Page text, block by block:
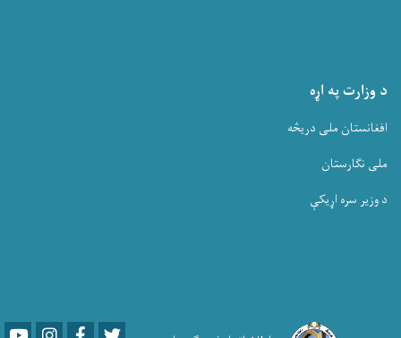
د وزارت په اړه
افغانستان ملی دریڅه
ملی نگارستان
د وزیر سره اړیکې
YoutubeLinkedInFacebook